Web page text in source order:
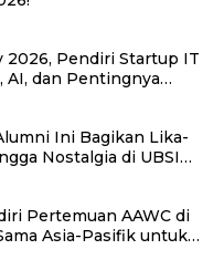
2026, Pendiri Startup IT
AI, dan Pentingnya
Ini Bagikan Lika-
Nostalgia di UBSI
Asia-Pasifik untuk